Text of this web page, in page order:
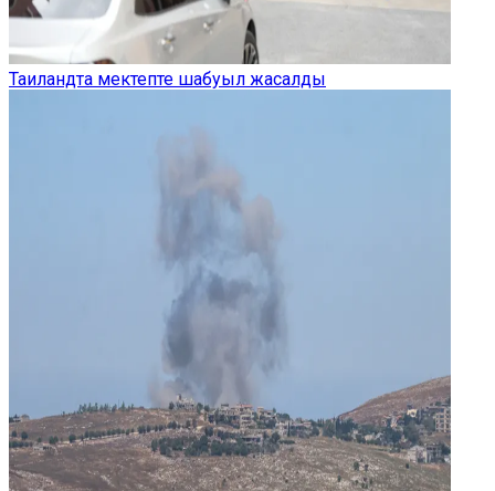
Таиландта мектепте шабуыл жасалды